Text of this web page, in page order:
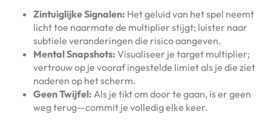
Zintuiglijke Signalen: Het geluid van het spel neemt
licht toe naarmate de multiplier stijgt; luister naar
subtiele veranderingen die risico aangeven.
Mental Snapshots: Visualiseer je target multiplier;
vertrouw op je vooraf ingestelde limiet als je die ziet
naderen op het scherm.
Geen Twijfel: Als je tikt om door te gaan, is er geen
weg terug—commit je volledig elke keer.